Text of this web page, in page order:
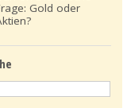
Gold oder